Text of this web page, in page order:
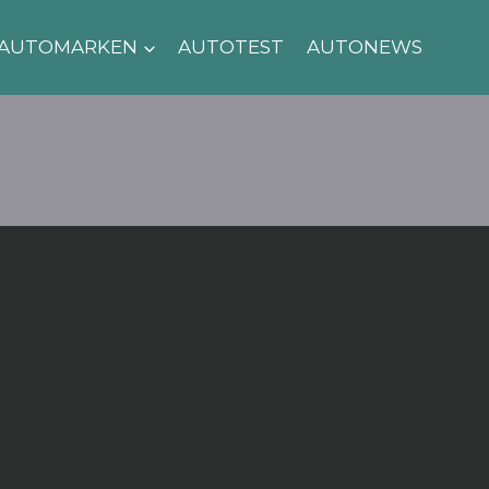
AUTOTEST AUTONEWS